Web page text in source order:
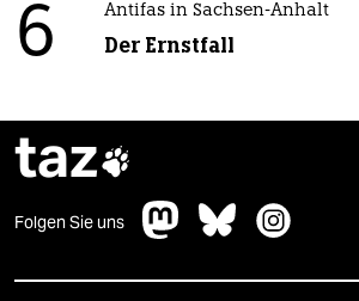
6 Antifas in Sachsen-Anhalt
Der Ernstfall
taz
Folgen Sie uns